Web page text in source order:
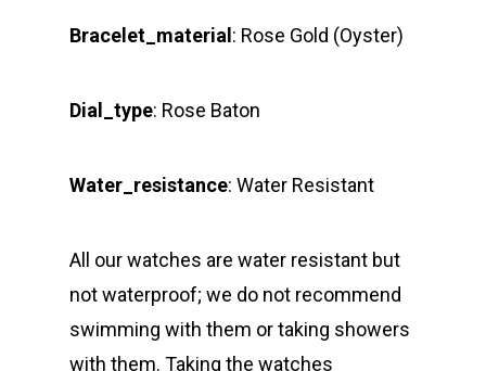
Bracelet_material: Rose Gold (Oyster)
Dial_type: Rose Baton
Water_resistance: Water Resistant
All our watches are water resistant but
not waterproof; we do not recommend
swimming with them or taking showers
with them. Taking the watches